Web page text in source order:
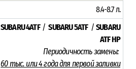
8.4-8.7л.
SUBARU 4ATF /SUBARU 5ATF /SUBARU
ATF HP
Периодичность замены:
60 тыс. или 4 года для первой заливки